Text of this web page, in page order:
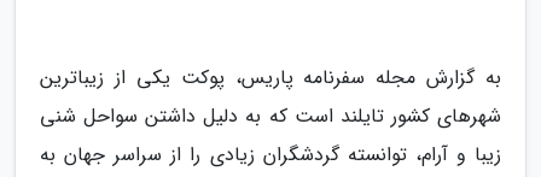
به گزارش مجله سفرنامه پاریس، پوکت یکی از زیباترین
شهرهای کشور تایلند است که به دلیل داشتن سواحل شنی
زیبا و آرام، توانسته گردشگران زیادی را از سراسر جهان به